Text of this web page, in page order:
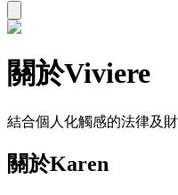
關於Viviere
結合個人化觸感的法律及
關於Karen